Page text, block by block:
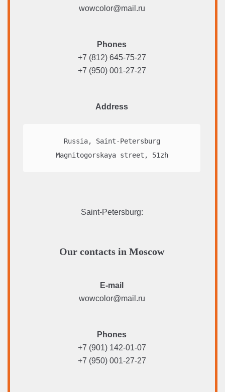
wowcolor@mail.ru
Phones
+7 (812) 645-75-27
+7 (950) 001-27-27
Address
Russia, Saint-Petersburg
Magnitogorskaya street, 51zh
Saint-Petersburg:
Our contacts in Moscow
E-mail
wowcolor@mail.ru
Phones
+7 (901) 142-01-07
+7 (950) 001-27-27